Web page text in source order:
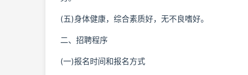
(五)身体健康，综合素质好，无不良嗜好。
二、招聘程序
(一)报名时间和报名方式